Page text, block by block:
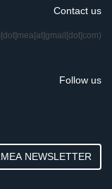
Contact us
Follow us
NEWSLETTER